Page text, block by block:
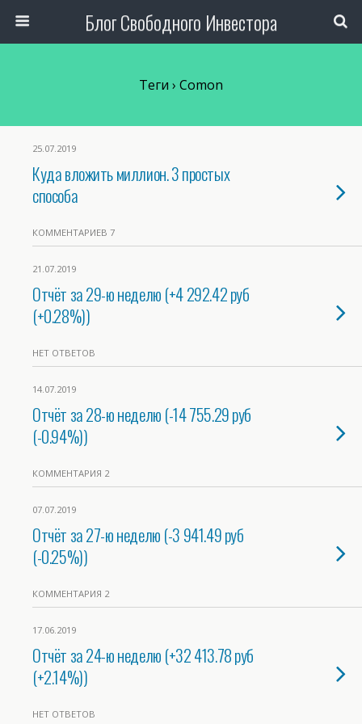
Блог Свободного Инвестора
Теги › Comon
25.07.2019
Куда вложить миллион. 3 простых
способа
КОММЕНТАРИЕВ 7
21.07.2019
Отчёт за 29-ю неделю (+4 292.42 руб
(+0.28%))
НЕТ ОТВЕТОВ
14.07.2019
Отчёт за 28-ю неделю (-14 755.29 руб
(-0.94%))
КОММЕНТАРИЯ 2
07.07.2019
Отчёт за 27-ю неделю (-3 941.49 руб
(-0.25%))
КОММЕНТАРИЯ 2
17.06.2019
Отчёт за 24-ю неделю (+32 413.78 руб
(+2.14%))
НЕТ ОТВЕТОВ